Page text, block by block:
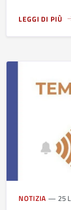
LEGGI DI PIÙ
A PROPOSITO
NOTIZIA 25